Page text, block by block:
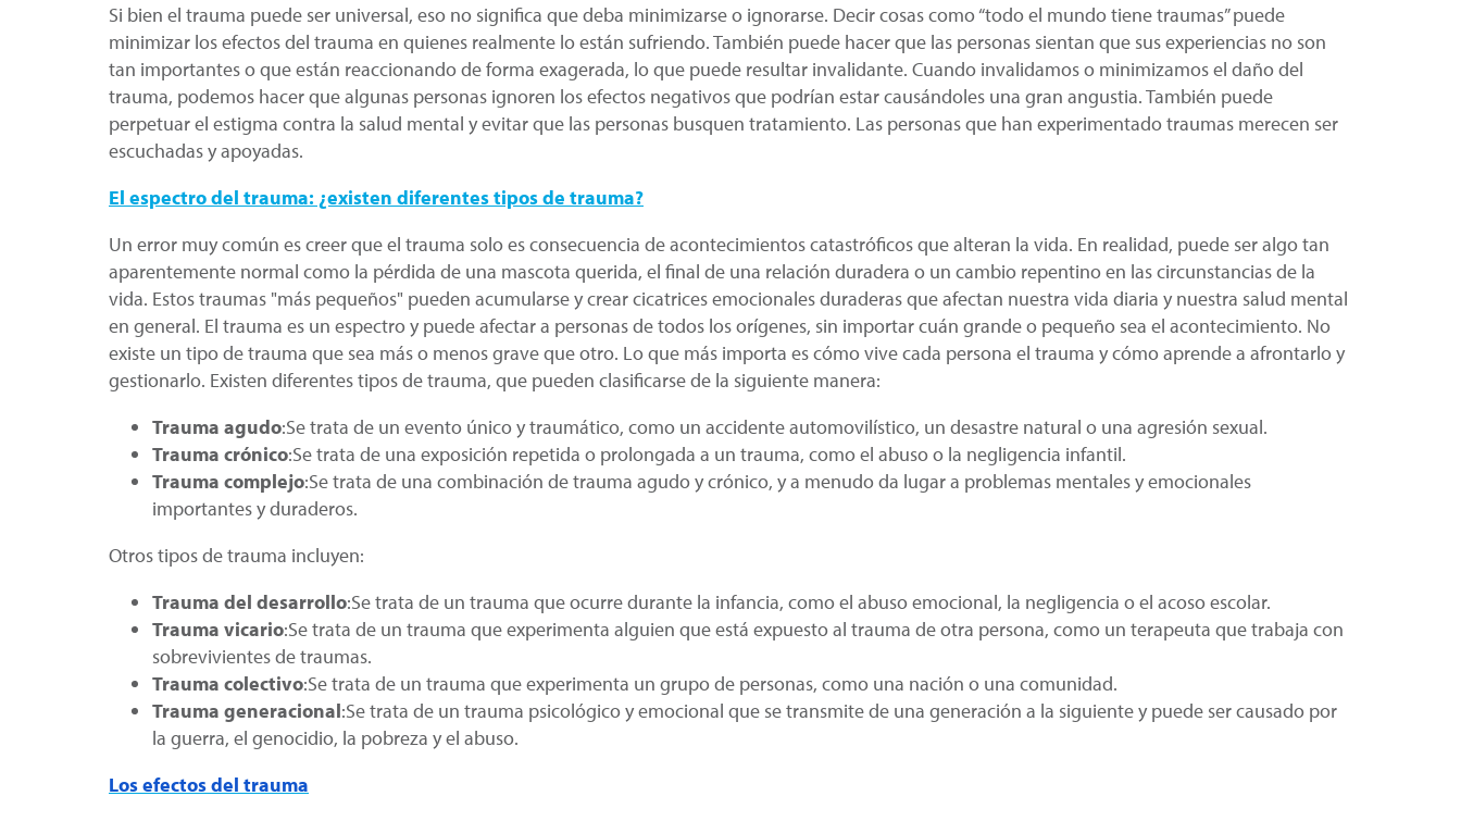
Si bien el trauma puede ser universal, eso no significa que deba minimizarse o ignorarse. Decir cosas como “todo el mundo tiene traumas” puede
minimizar los efectos del trauma en quienes realmente lo están sufriendo. También puede hacer que las personas sientan que sus experiencias no son
tan importantes o que están reaccionando de forma exagerada, lo que puede resultar invalidante. Cuando invalidamos o minimizamos el daño del
trauma, podemos hacer que algunas personas ignoren los efectos negativos que podrían estar causándoles una gran angustia. También puede
perpetuar el estigma contra la salud mental y evitar que las personas busquen tratamiento. Las personas que han experimentado traumas merecen ser
escuchadas y apoyadas.
El espectro del trauma: ¿existen diferentes tipos de trauma?
Un error muy común es creer que el trauma solo es consecuencia de acontecimientos catastróficos que alteran la vida. En realidad, puede ser algo tan
aparentemente normal como la pérdida de una mascota querida, el final de una relación duradera o un cambio repentino en las circunstancias de la
vida. Estos traumas "más pequeños" pueden acumularse y crear cicatrices emocionales duraderas que afectan nuestra vida diaria y nuestra salud mental
en general. El trauma es un espectro y puede afectar a personas de todos los orígenes, sin importar cuán grande o pequeño sea el acontecimiento. No
existe un tipo de trauma que sea más o menos grave que otro. Lo que más importa es cómo vive cada persona el trauma y cómo aprende a afrontarlo y
gestionarlo. Existen diferentes tipos de trauma, que pueden clasificarse de la siguiente manera:
Trauma agudo:Se trata de un evento único y traumático, como un accidente automovilístico, un desastre natural o una agresión sexual.
Trauma crónico:Se trata de una exposición repetida o prolongada a un trauma, como el abuso o la negligencia infantil.
Trauma complejo:Se trata de una combinación de trauma agudo y crónico, y a menudo da lugar a problemas mentales y emocionales
importantes y duraderos.
Otros tipos de trauma incluyen:
Trauma del desarrollo:Se trata de un trauma que ocurre durante la infancia, como el abuso emocional, la negligencia o el acoso escolar.
Trauma vicario:Se trata de un trauma que experimenta alguien que está expuesto al trauma de otra persona, como un terapeuta que trabaja con
sobrevivientes de traumas.
Trauma colectivo:Se trata de un trauma que experimenta un grupo de personas, como una nación o una comunidad.
Trauma generacional:Se trata de un trauma psicológico y emocional que se transmite de una generación a la siguiente y puede ser causado por
la guerra, el genocidio, la pobreza y el abuso.
Los efectos del trauma